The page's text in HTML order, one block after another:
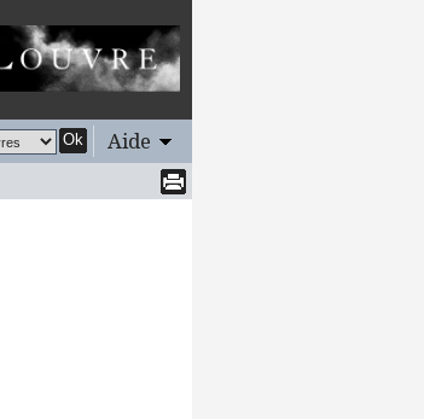
Ok Aide